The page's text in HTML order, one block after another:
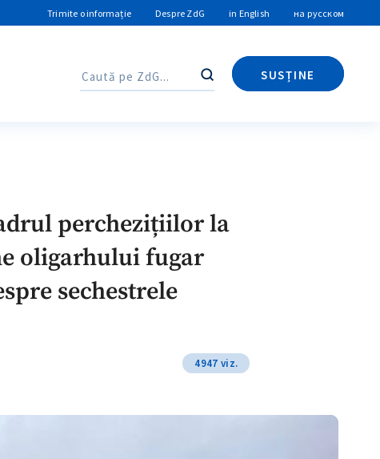
Trimite o informație Despre ZdG in English на русском
Caută
SUSȚINE
Caută
perchezițiilor la
oligarhului fugar
sechestrele
4947 viz.